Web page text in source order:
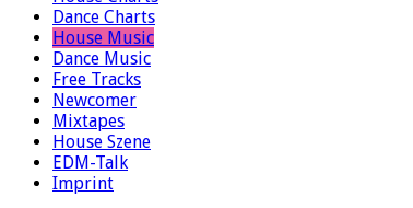
Dance Charts
House Music
Dance Music
Free Tracks
Newcomer
Mixtapes
House Szene
EDM-Talk
Imprint